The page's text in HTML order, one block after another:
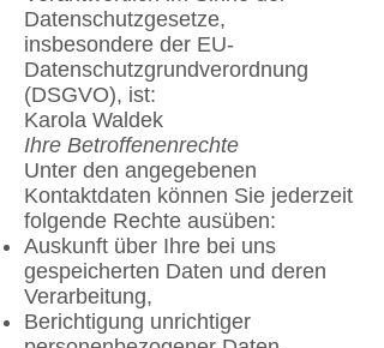
Datenschutzgesetze,
insbesondere der EU-
Datenschutzgrundverordnung
(DSGVO), ist:
Karola Waldek
Ihre Betroffenenrechte
Unter den angegebenen
Kontaktdaten können Sie jederzeit
folgende Rechte ausüben:
Auskunft über Ihre bei uns
gespeicherten Daten und deren
Verarbeitung,
Berichtigung unrichtiger